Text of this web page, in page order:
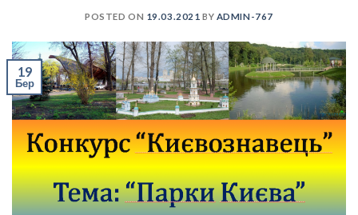
POSTED ON 19.03.2021 BY ADMIN-767
19
Бер